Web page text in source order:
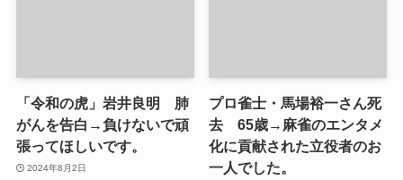
「令和の虎」岩井良明 肺
がんを告白→負けないで頑
張ってほしいです。
2024年8月2日
プロ雀士・馬場裕一さん死
去 65歳→麻雀のエンタメ
化に貢献された立役者のお
一人でした。